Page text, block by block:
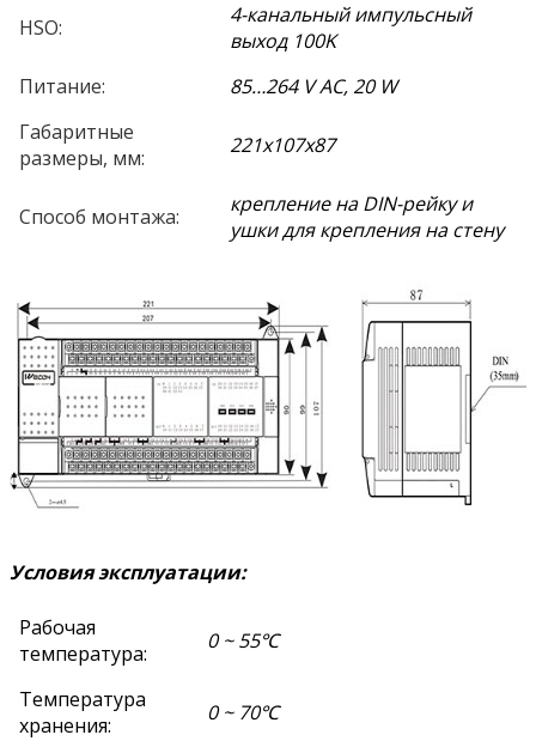
HSO:
4-канальный импульсный
выход 100K
Питание:
85…264 V AC, 20 W
Габаритные
размеры, мм:
221х107х87
Способ монтажа:
крепление на DIN-рейку и
ушки для крепления на стену
Условия эксплуатации:
Рабочая
температура:
0 ~ 55℃
Температура
хранения:
0 ~ 70℃